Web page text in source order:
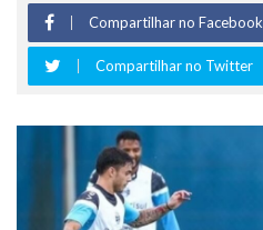
Compartilhar no Facebook
Compartilhar no Twitter